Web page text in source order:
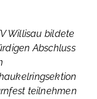
Willisau bildete
Abschluss
teilnehmen